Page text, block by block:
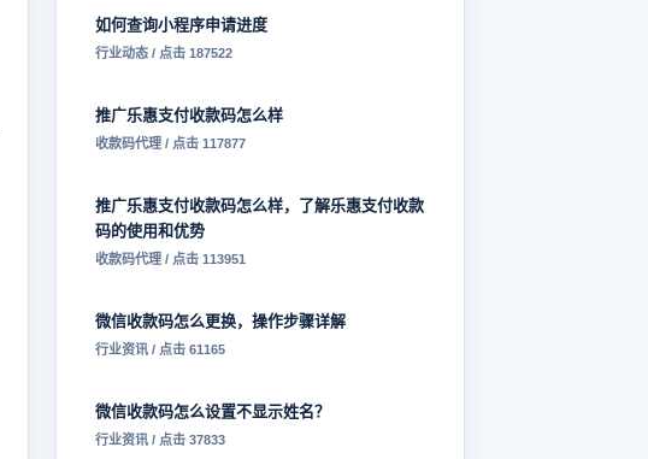
如何查询小程序申请进度
行业动态 / 点击 187522
推广乐惠支付收款码怎么样
收款码代理 / 点击 117877
推广乐惠支付收款码怎么样，了解乐惠支付收款
码的使用和优势
收款码代理 / 点击 113951
微信收款码怎么更换，操作步骤详解
行业资讯 / 点击 61165
微信收款码怎么设置不显示姓名？
行业资讯 / 点击 37833